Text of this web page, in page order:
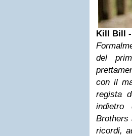
Kill Bill -
del
con il
regista
indietro
Brothers
ricordi,